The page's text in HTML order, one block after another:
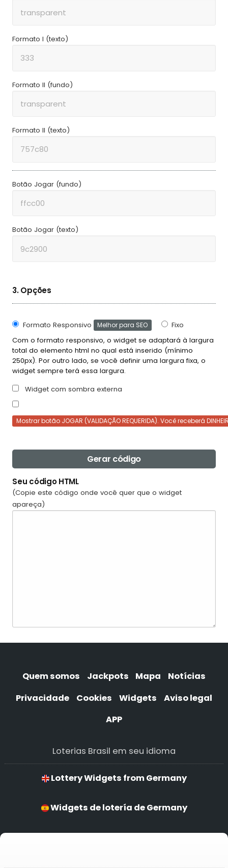
Formato I (texto)
Formato II (fundo)
Formato II (texto)
Botão Jogar (fundo)
Botão Jogar (texto)
3. Opções
Formato Responsivo Melhor para SEO
Fixo
Com o formato responsivo, o widget se adaptará à largura
total do elemento html no qual está inserido (mínimo
250px). Por outro lado, se você definir uma largura fixa, o
widget sempre terá essa largura.
Widget com sombra externa
Mostrar botão JOGAR (VALIDAÇÃO REQUERIDA). Você receberá
Gerar código
Seu código HTML
(Copie este código onde você quer que o widget
apareça)
Quem somos Jackpots Mapa
Notícias
Privacidade
Cookies Widgets
Aviso legal
APP
Loterias Brasil em seu idioma
Lottery Widgets from Germany
Widgets de lotería de Germany
Widgets de loteria de Germany